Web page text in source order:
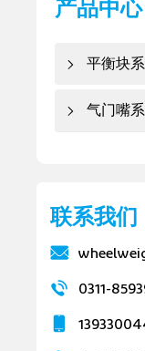
产品中心
平衡块系
气门嘴系
联系我们
0311-